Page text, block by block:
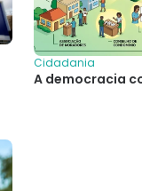
Cidadania
A democracia